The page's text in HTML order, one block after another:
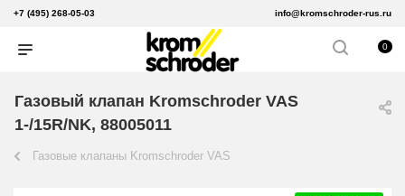
+7 (495) 268-05-03 info@kromschroder-rus.ru
0
Газовый клапан Kromschroder VAS
1-/15R/NK, 88005011
Газовые клапаны Kromschroder VAS